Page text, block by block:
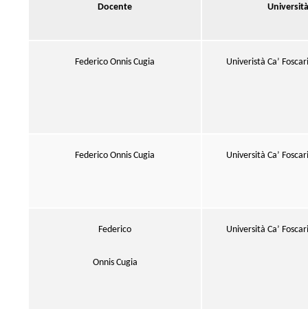
Docente Università
Federico Onnis Cugia Univeristà Ca’
Federico Onnis Cugia Università Ca’
Federico
Onnis Cugia
Università Ca’